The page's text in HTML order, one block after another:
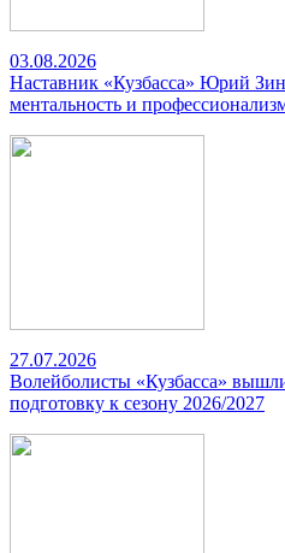
03.08.2026
Наставник «Кузбасса» Юрий
ментальность и
27.07.2026
Волейболисты «Кузбасса»
подготовку к сезону 2026/2027